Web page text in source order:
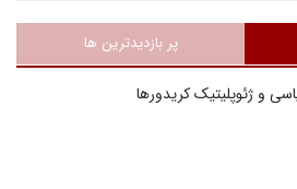
پر بازدیدترین ها
و ژئوپلیتیک کریدورها